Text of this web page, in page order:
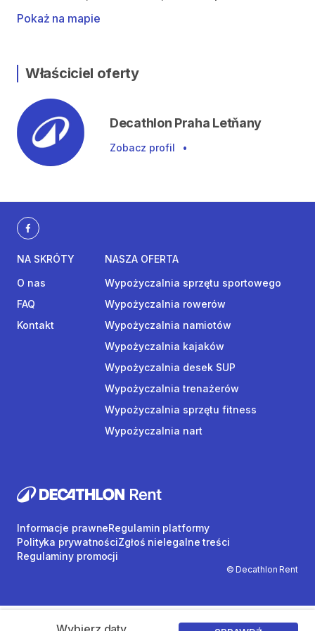
Pokaż na mapie
Właściciel oferty
Decathlon Praha Letňany
Zobacz profil •
NA SKRÓTY
O nas
FAQ
Kontakt
NASZA OFERTA
Wypożyczalnia sprzętu sportowego
Wypożyczalnia rowerów
Wypożyczalnia namiotów
Wypożyczalnia kajaków
Wypożyczalnia desek SUP
Wypożyczalnia trenażerów
Wypożyczalnia sprzętu fitness
Wypożyczalnia nart
© Decathlon Rent
Informacje prawneRegulamin platformy
Polityka prywatnościZgłoś nielegalne treści
Regulaminy promocji